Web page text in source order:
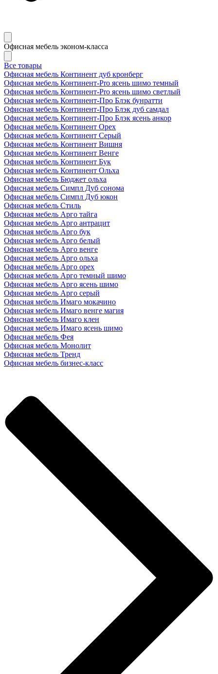
Офисная мебель эконом-класса
Все товары
Офисная мебель Континент дуб кронберг
Офисная мебель Континент-Pro ясень шимо темный
Офисная мебель Континент-Pro ясень шимо светлый
Офисная мебель Континент-Про Блэк бунратти
Офисная мебель Континент-Про Блэк дуб самдал
Офисная мебель Континент-Про Блэк ясень анкор
Офисная мебель Континент Орех
Офисная мебель Континент Серый
Офисная мебель Континент Вишня
Офисная мебель Континент Венге
Офисная мебель Континент Бук
Офисная мебель Континент Ольха
Офисная мебель Бюджет ольха
Офисная мебель Симпл Дуб сонома
Офисная мебель Симпл Дуб юкон
Офисная мебель Стиль
Офисная мебель Арго тайга
Офисная мебель Арго антрацит
Офисная мебель Арго бук
Офисная мебель Арго белый
Офисная мебель Арго венге
Офисная мебель Арго ольха
Офисная мебель Арго орех
Офисная мебель Арго темный шимо
Офисная мебель Арго ясень шимо
Офисная мебель Арго серый
Офисная мебель Имаго мокачино
Офисная мебель Имаго венге магия
Офисная мебель Имаго клен
Офисная мебель Имаго ясень шимо
Офисная мебель Фея
Офисная мебель Монолит
Офисная мебель Тренд
Офисная мебель бизнес-класс